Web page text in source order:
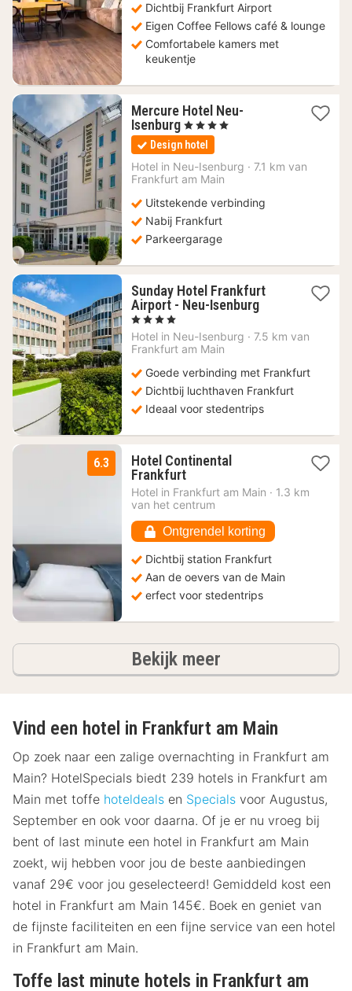
€
Dichtbij Frankfurt Airport
Eigen Coffee Fellows café & lounge
Comfortabele kamers met
keukentje
Mercure Hotel Neu-
Isenburg 1
nacht
vanaf
88,50
€
, 4 Sterren
Design hotel
Hotel in Neu-Isenburg · 7.1 km van
Frankfurt am Main
Uitstekende verbinding
Nabij Frankfurt
Parkeergarage
Sunday Hotel Frankfurt
Airport - Neu-Isenburg1
vanaf
, 4 Sterren
Hotel in Neu-Isenburg · 7.5 km van
Frankfurt am Main
Goede verbinding met Frankfurt
Dichtbij luchthaven Frankfurt
Ideaal voor stedentrips
6.3
Hotel Continental
Frankfurt1
nacht
vanaf
€
Hotel in Frankfurt am Main · 1.3 km
van het centrum
Ontgrendel korting
Dichtbij station Frankfurt
Aan de oevers van de Main
erfect voor stedentrips
Bekijk meerhotels
Vind een hotel in Frankfurt am Main
Op zoek naar een zalige overnachting in Frankfurt am
Main? HotelSpecials biedt 239 hotels in Frankfurt am
Main met toffe hoteldeals en Specials voor Augustus,
September en ook voor daarna. Of je er nu vroeg bij
bent of last minute een hotel in Frankfurt am Main
zoekt, wij hebben voor jou de beste aanbiedingen
vanaf 29€ voor jou geselecteerd! Gemiddeld kost een
hotel in Frankfurt am Main 145€. Boek en geniet van
de fijnste faciliteiten en een fijne service van een hotel
in Frankfurt am Main.
Toffe last minute hotels in Frankfurt am